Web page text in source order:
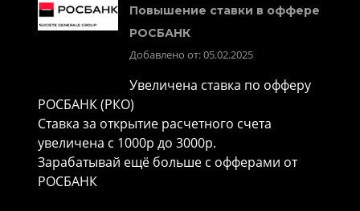
Повышение ставки в оффере
РОСБАНК
Добавлено от: 05.02.2025
Увеличена ставка по офферу
РОСБАНК (РКО)
Ставка за открытие расчетного счета
увеличена с 1000р до 3000р.
Зарабатывай ещё больше с офферами от
РОСБАНК